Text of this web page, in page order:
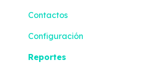
Contactos
Configuración
Reportes